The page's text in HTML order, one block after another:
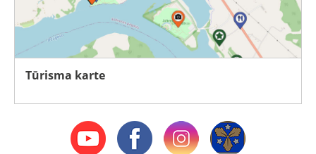
Tūrisma karte